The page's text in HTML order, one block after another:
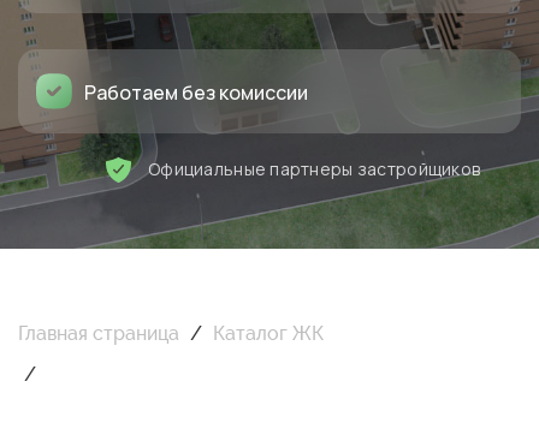
Работаем без комиссии
Официальные партнеры застройщиков
Главная страница / Каталог ЖК
/